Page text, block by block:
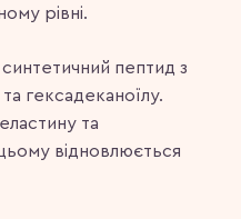
рівні.
пептид з
гексадеканоїлу.
та
цьому відновлюється